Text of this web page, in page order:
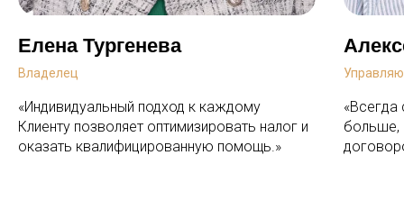
«Всегда
больше,
«Индивидуальный подход к каждому
Клиенту позволяет оптимизировать налог и
оказать квалифицированную помощь.»
Владелец
Елена Тургенева